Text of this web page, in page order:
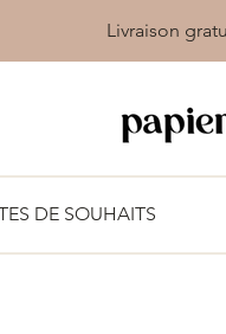
Livraison
DE SOUHAITS